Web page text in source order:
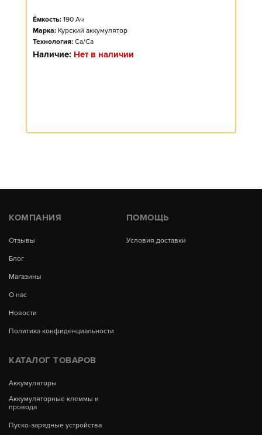
Ёмкость: 190 Ач
Марка: Курский аккумулятор
Технология: Ca/Ca
Наличие: Нет в наличии
КОМПАНИЯ
Отзывы
Блог
Магазины
О нас
Новости
Политика конфиденциальности
ПОМОЩЬ
Условия доставки
КАТАЛОГ ТОВАРОВ
Аккумуляторы
Аккумуляторные клеммы и
провода
Пуско-зарядные устройства